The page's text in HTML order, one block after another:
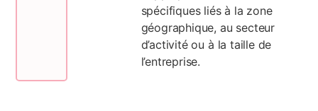
spécifiques liés à la zone
géographique, au secteur
d’activité ou à la taille de
l’entreprise.